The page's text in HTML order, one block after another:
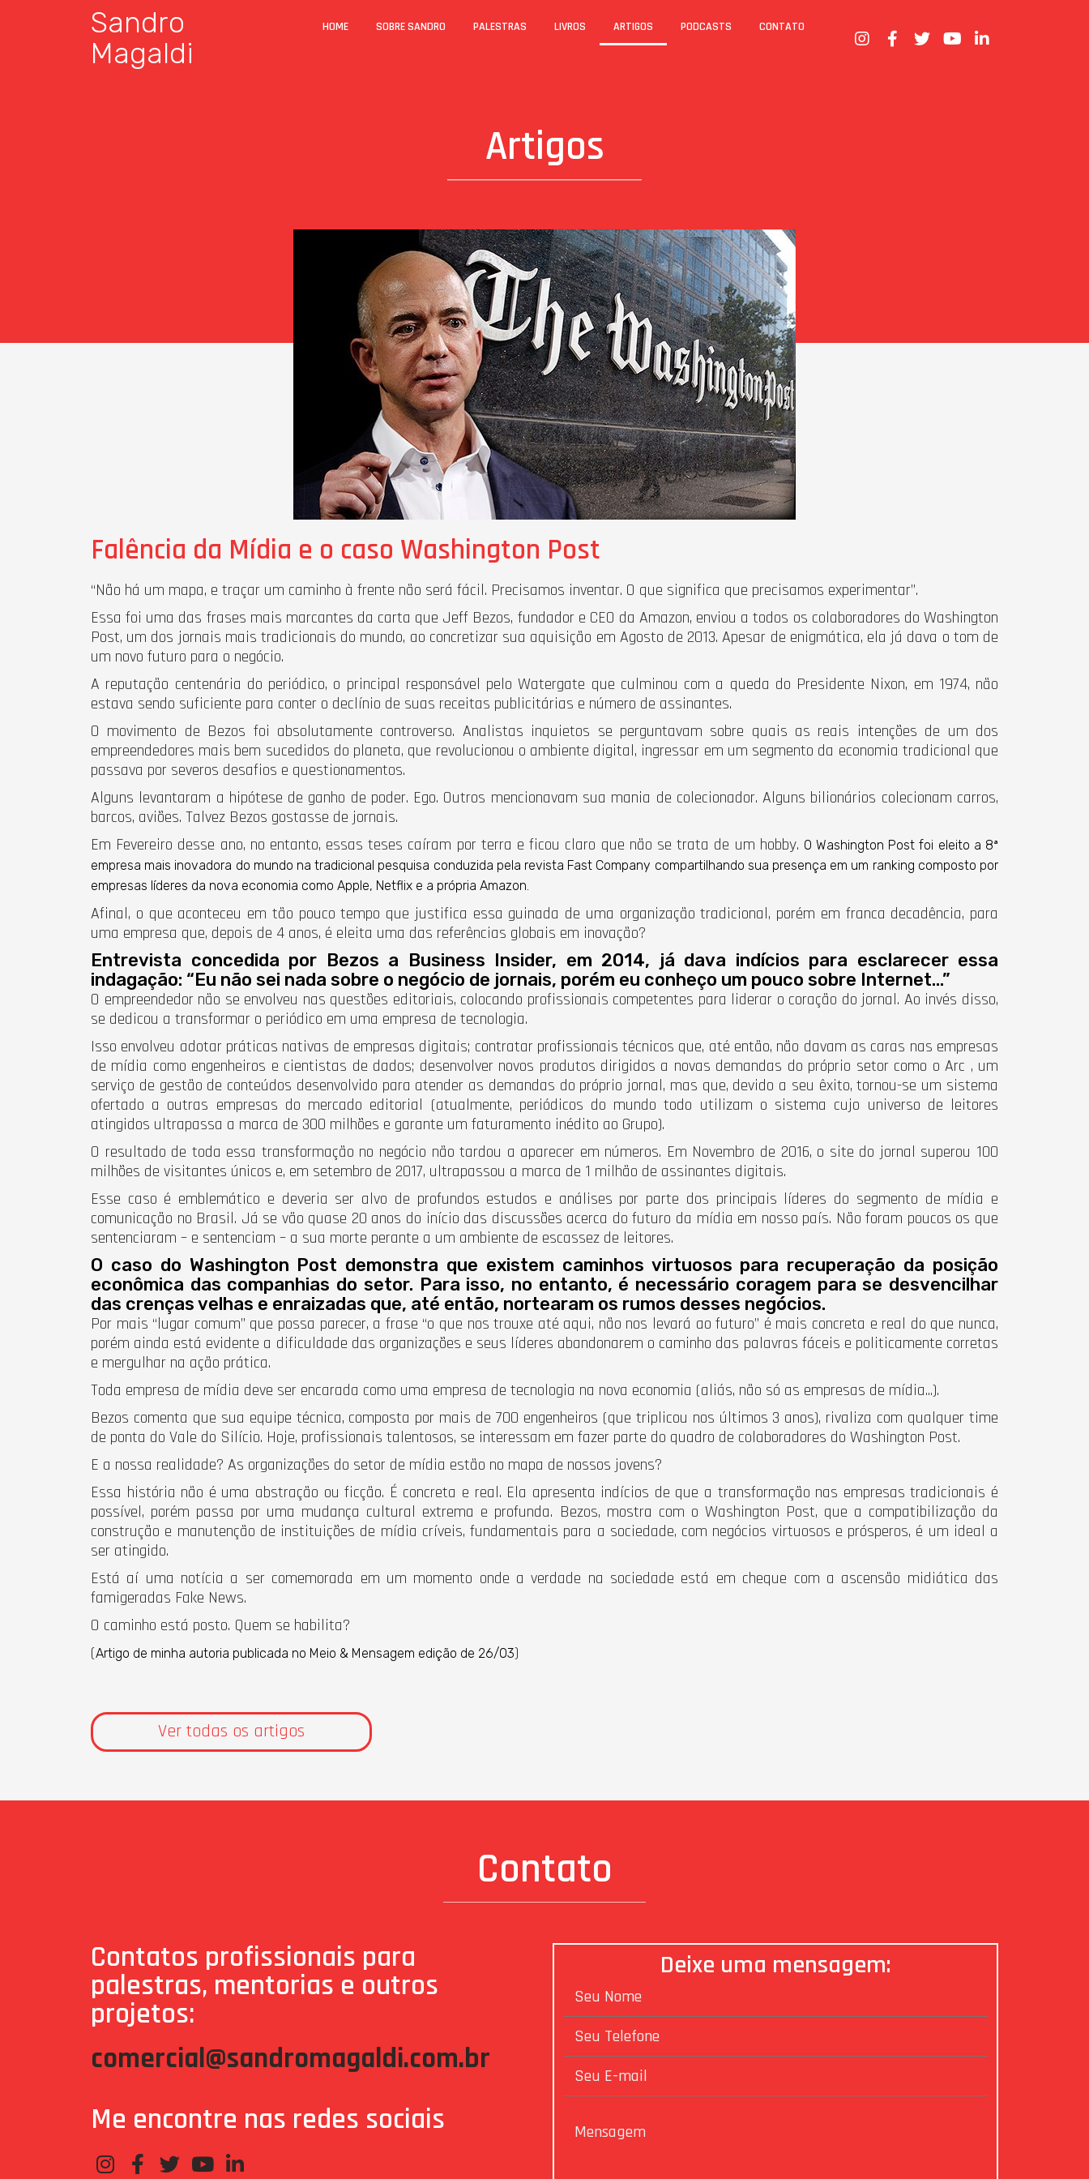
Sandro
Magaldi
HOME SOBRE SANDRO PALESTRAS LIVROS ARTIGOS PODCASTS CONTATO
Artigos
Falência da Mídia e o caso Washington Post
“Não há um mapa, e traçar um caminho à frente não será fácil. Precisamos inventar. O que significa que precisamos experimentar”.
Essa foi uma das frases mais marcantes da carta que Jeff Bezos, fundador e CEO da Amazon, enviou a todos os colaboradores do Washington
Post, um dos jornais mais tradicionais do mundo, ao concretizar sua aquisição em Agosto de 2013. Apesar de enigmática, ela já dava o tom de
um novo futuro para o negócio.
A reputação centenária do periódico, o principal responsável pelo Watergate que culminou com a queda do Presidente Nixon, em 1974, não
estava sendo suficiente para conter o declínio de suas receitas publicitárias e número de assinantes.
O movimento de Bezos foi absolutamente controverso. Analistas inquietos se perguntavam sobre quais as reais intenções de um dos
empreendedores mais bem sucedidos do planeta, que revolucionou o ambiente digital, ingressar em um segmento da economia tradicional que
passava por severos desafios e questionamentos.
Alguns levantaram a hipótese de ganho de poder. Ego. Outros mencionavam sua mania de colecionador. Alguns bilionários colecionam carros,
barcos, aviões. Talvez Bezos gostasse de jornais.
Em Fevereiro desse ano, no entanto, essas teses caíram por terra e ficou claro que não se trata de um hobby. O Washington Post foi eleito a 8ª
empresa mais inovadora do mundo na tradicional pesquisa conduzida pela revista Fast Company compartilhando sua presença em um ranking composto por
empresas líderes da nova economia como Apple, Netflix e a própria Amazon.
Afinal, o que aconteceu em tão pouco tempo que justifica essa guinada de uma organização tradicional, porém em franca decadência, para
uma empresa que, depois de 4 anos, é eleita uma das referências globais em inovação?
Entrevista concedida por Bezos a Business Insider, em 2014, já dava indícios para esclarecer essa
indagação: “Eu não sei nada sobre o negócio de jornais, porém eu conheço um pouco sobre Internet...”
O empreendedor não se envolveu nas questões editoriais, colocando profissionais competentes para liderar o coração do jornal. Ao invés disso,
se dedicou a transformar o periódico em uma empresa de tecnologia.
Isso envolveu adotar práticas nativas de empresas digitais; contratar profissionais técnicos que, até então, não davam as caras nas empresas
de mídia como engenheiros e cientistas de dados; desenvolver novos produtos dirigidos a novas demandas do próprio setor como o Arc , um
serviço de gestão de conteúdos desenvolvido para atender as demandas do próprio jornal, mas que, devido a seu êxito, tornou-se um sistema
ofertado a outras empresas do mercado editorial (atualmente, periódicos do mundo todo utilizam o sistema cujo universo de leitores
atingidos ultrapassa a marca de 300 milhões e garante um faturamento inédito ao Grupo).
O resultado de toda essa transformação no negócio não tardou a aparecer em números. Em Novembro de 2016, o site do jornal superou 100
milhões de visitantes únicos e, em setembro de 2017, ultrapassou a marca de 1 milhão de assinantes digitais.
Esse caso é emblemático e deveria ser alvo de profundos estudos e análises por parte dos principais líderes do segmento de mídia e
comunicação no Brasil. Já se vão quase 20 anos do início das discussões acerca do futuro da mídia em nosso país. Não foram poucos os que
sentenciaram – e sentenciam – a sua morte perante a um ambiente de escassez de leitores.
O caso do Washington Post demonstra que existem caminhos virtuosos para recuperação da posição
econômica das companhias do setor. Para isso, no entanto, é necessário coragem para se desvencilhar
das crenças velhas e enraizadas que, até então, nortearam os rumos desses negócios.
Por mais “lugar comum” que possa parecer, a frase “o que nos trouxe até aqui, não nos levará ao futuro” é mais concreta e real do que nunca,
porém ainda está evidente a dificuldade das organizações e seus líderes abandonarem o caminho das palavras fáceis e politicamente corretas
e mergulhar na ação prática.
Toda empresa de mídia deve ser encarada como uma empresa de tecnologia na nova economia (aliás, não só as empresas de mídia...).
Bezos comenta que sua equipe técnica, composta por mais de 700 engenheiros (que triplicou nos últimos 3 anos), rivaliza com qualquer time
de ponta do Vale do Silício. Hoje, profissionais talentosos, se interessam em fazer parte do quadro de colaboradores do Washington Post.
E a nossa realidade? As organizações do setor de mídia estão no mapa de nossos jovens?
Essa história não é uma abstração ou ficção. É concreta e real. Ela apresenta indícios de que a transformação nas empresas tradicionais é
possível, porém passa por uma mudança cultural extrema e profunda. Bezos, mostra com o Washington Post, que a compatibilização da
construção e manutenção de instituições de mídia críveis, fundamentais para a sociedade, com negócios virtuosos e prósperos, é um ideal a
ser atingido.
Está aí uma notícia a ser comemorada em um momento onde a verdade na sociedade está em cheque com a ascensão midiática das
famigeradas Fake News.
O caminho está posto. Quem se habilita?
(Artigo de minha autoria publicada no Meio & Mensagem edição de 26/03)
Ver todas os artigos
Contato
Contatos profissionais para
palestras, mentorias e outros
projetos:
comercial@sandromagaldi.com.br
Me encontre nas redes sociais
Deixe uma mensagem: